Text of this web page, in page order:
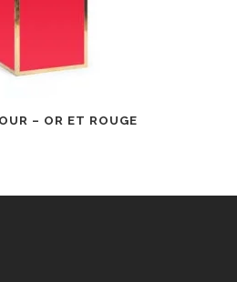
– OR ET ROUGE